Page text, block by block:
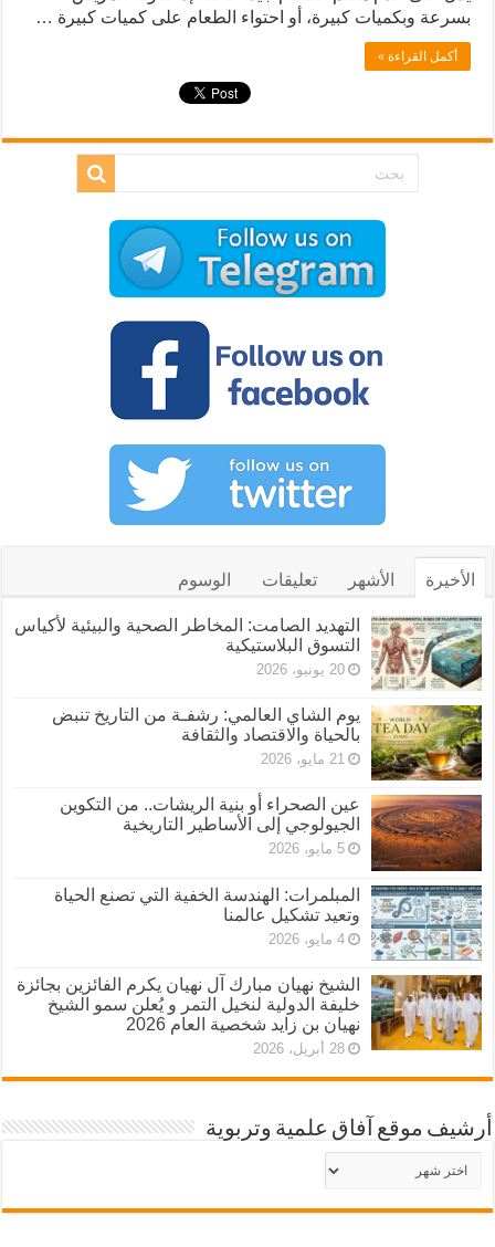
بسرعة وبكميات كبيرة، أو احتواء الطعام على كميات كبيرة …
أكمل القراءة »
الأخيرة الأشهر تعليقات الوسوم
التهديد الصامت: المخاطر الصحية والبيئية لأكياس
التسوق البلاستيكية
20 يونيو، 2026
يوم الشاي العالمي: رشفـة من التاريخ تنبض
بالحياة والاقتصاد والثقافة
21 مايو، 2026
عين الصحراء أو بنية الريشات.. من التكوين
الجيولوجي إلى الأساطير التاريخية
5 مايو، 2026
المبلمرات: الهندسة الخفية التي تصنع الحياة
وتعيد تشكيل عالمنا
4 مايو، 2026
الشيخ نهيان مبارك آل نهيان يكرم الفائزين بجائزة
خليفة الدولية لنخيل التمر و يُعلن سمو الشيخ
نهيان بن زايد شخصية العام 2026
28 أبريل، 2026
أرشيف موقع آفاق علمية وتربوية
أرشيف
موقع